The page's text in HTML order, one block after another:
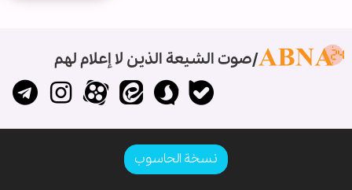
صوت الشيعة الذين لا إعلام لهم
نسخة الحاسوب